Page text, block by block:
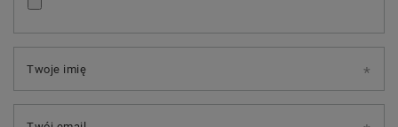
Twoje imię